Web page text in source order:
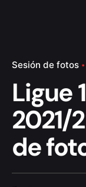
Sesión de fotos
Ligue
2021/
de